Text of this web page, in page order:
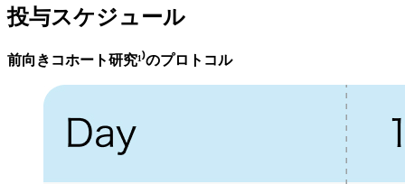
投与スケジュール
前向きコホート研究¹⁾のプロトコル